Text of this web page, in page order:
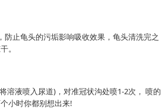
防止龟头的污垢影响吸收效果，龟头清洗完之
。
溶液喷入尿道)，对准冠状沟处喷1-2次， 喷的
小时你都别想出来!